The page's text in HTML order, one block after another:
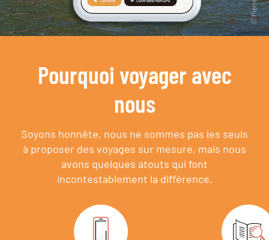
Pourquoi voyager avec
nous
Soyons honnête, nous ne sommes pas les seuls
à proposer des voyages sur mesure, mais nous
avons quelques atouts qui font
incontestablement la différence.